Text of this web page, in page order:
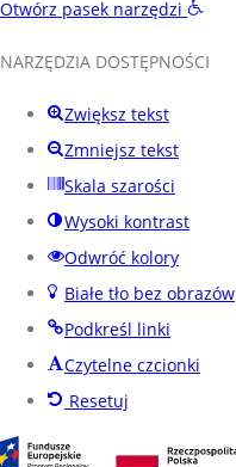
Otwórz pasek narzędzi
NARZĘDZIA DOSTĘPNOŚCI
Zwiększ tekst
Zmniejsz tekst
Skala szarości
Wysoki kontrast
Odwróć kolory
Białe tło bez obrazów
Podkreśl linki
Czytelne czcionki
Resetuj